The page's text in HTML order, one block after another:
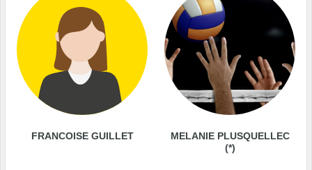
FRANCOISE GUILLET
MELANIE PLUSQUELLEC
(*)